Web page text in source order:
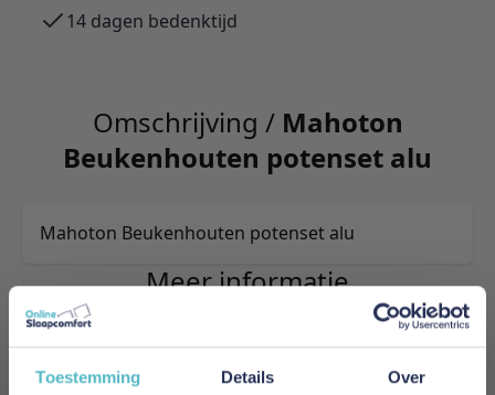
Toestemming Details Over
14 dagen bedenktijd
Omschrijving / Mahoton
Beukenhouten potenset alu
Mahoton Beukenhouten potenset alu
Meer informatie
Merk